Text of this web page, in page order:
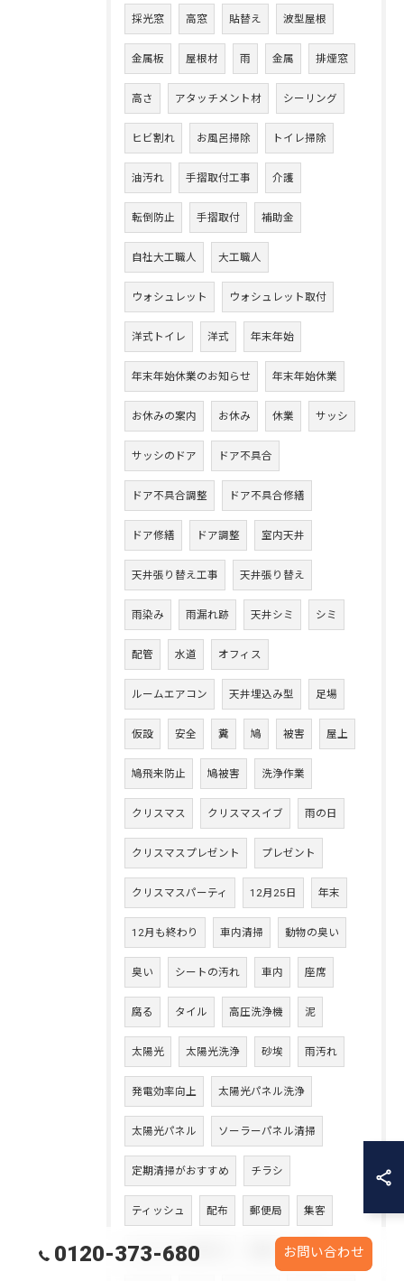
採光窓 高窓 貼替え 波型屋根
金属板 屋根材 雨 金属 排煙窓
高さ アタッチメント材 シーリング
ヒビ割れ お風呂掃除 トイレ掃除
油汚れ 手摺取付工事 介護
転倒防止 手摺取付 補助金
自社大工職人 大工職人
ウォシュレット ウォシュレット取付
洋式トイレ 洋式 年末年始
年末年始休業のお知らせ 年末年始休業
お休みの案内 お休み 休業 サッシ
サッシのドア ドア不具合
ドア不具合調整 ドア不具合修繕
ドア修繕 ドア調整 室内天井
天井張り替え工事 天井張り替え
雨染み 雨漏れ跡 天井シミ シミ
配管 水道 オフィス
ルームエアコン 天井埋込み型 足場
仮設 安全 糞 鳩 被害 屋上
鳩飛来防止 鳩被害 洗浄作業
クリスマス クリスマスイブ 雨の日
クリスマスプレゼント プレゼント
クリスマスパーティ 12月25日 年末
12月も終わり 車内清掃 動物の臭い
臭い シートの汚れ 車内 座席
腐る タイル 高圧洗浄機 泥
太陽光 太陽光洗浄 砂埃 雨汚れ
発電効率向上 太陽光パネル洗浄
太陽光パネル ソーラーパネル清掃
定期清掃がおすすめ チラシ
ティッシュ 配布 郵便局 集客
シャワーから漏れる 鎧
0120-373-680 お問い合わせ